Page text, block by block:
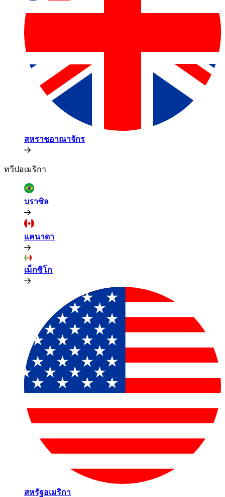
สหราชอาณาจักร​​
ทวีปอเมริกา​​
บราซิล​​
แคนาดา​​
เม็กซิโก​​
สหรัฐอเมริกา​​